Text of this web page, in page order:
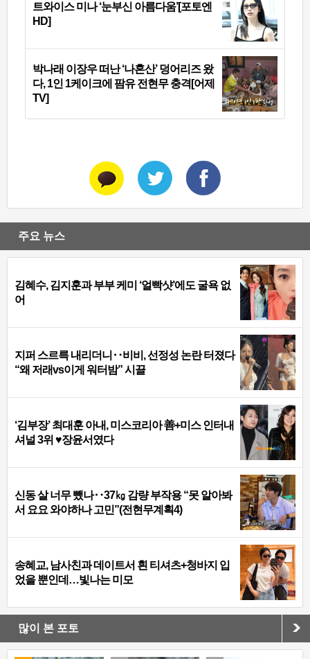
트와이스 미나 ‘눈부신 아름다움’[포토엔
HD]
박나래 이장우 떠난 ‘나혼산’ 덩어리즈 왔
다, 1인 1케이크에 팜유 전현무 충격[어제
TV]
주요 뉴스
김혜수, 김지훈과 부부 케미 ‘얼빡샷’에도 굴욕 없
어
지퍼 스르륵 내리더니‥비비, 선정성 논란 터졌다
“왜 저래vs이게 워터밤” 시끌
‘김부장’ 최대훈 아내, 미스코리아 善+미스 인터내
셔널 3위 ♥장윤서였다
신동 살 너무 뺐나‥37㎏ 감량 부작용 “못 알아봐
서 요요 와야하나 고민”(전현무계획4)
송혜교, 남사친과 데이트서 흰 티셔츠+청바지 입
었을 뿐인데…빛나는 미모
많이 본 포토